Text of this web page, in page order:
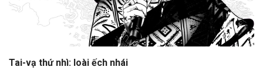
Tai-vạ thứ nhì: loài ếch nhái